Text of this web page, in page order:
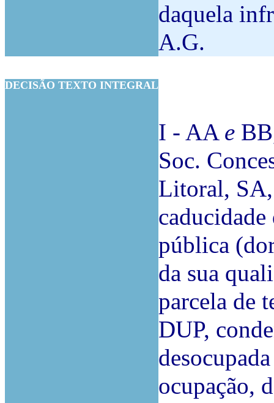
daquela
A.G.
DECISÃO TEXTO INTEGRAL
I - AA e
Soc.
Litoral, SA,
pública
da sua
parcela de
DUP,
ocupação,